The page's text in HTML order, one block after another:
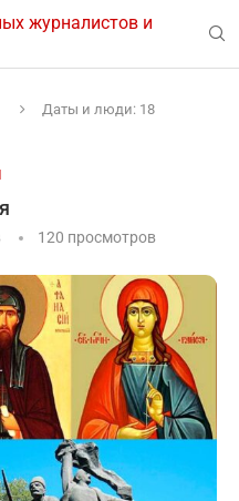
журналистов и
Даты и люди: 18
120 просмотров